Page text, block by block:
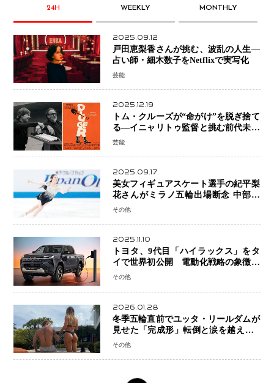
24H WEEKLY MONTHLY
2025.09.12
戸田恵梨香さんが挑む、波乱の人生―
占い師・細木数子をNetflixで実写化
芸能
2025.12.19
トム・クルーズが“命がけ”を脱ぎ捨て
る―イニャリトゥ監督と挑む前代未聞
の大惨事コメディ「DIGGER ディガ
芸能
2025.09.17
美女フィギュアスケート選手の紀平梨
花さんがミラノ五輪出場断念 中部選
手権欠場を発表「安全最優先の判断」
その他
2025.11.10
トヨタ、9代目「ハイラックス」をタ
イで世界初公開 電動化戦略の象徴と
なるBEVモデルを初設定
その他
2026.01.28
冬季五輪直前でユッタ・リールダムが
見せた「完成形」転倒と涙を越えて─
ミラノで金を狙うオランダ女王の現在
その他